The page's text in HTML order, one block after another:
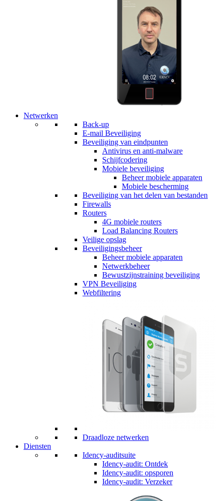
Netwerken
Back-up
E-mail Beveiliging
Beveiliging van eindpunten
Antivirus en anti-malware
Schijfcodering
Mobiele beveiliging
Beheer mobiele apparaten
Mobiele bescherming
Beveiliging van het delen van bestanden
Firewalls
Routers
4G mobiele routers
Load Balancing Routers
Veilige opslag
Beveiligingsbeheer
Beheer mobiele apparaten
Netwerkbeheer
Bewustzijnstraining beveiliging
VPN Beveiliging
Webfiltering
Draadloze netwerken
Diensten
Idency-auditsuite
Idency-audit: Ontdek
Idency-audit: opsporen
Idency-audit: Verzeker